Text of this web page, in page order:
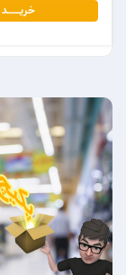
خریـــــــد